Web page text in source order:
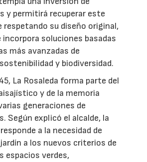
y permitirá recuperar este
respetando su diseño original,
incorpora soluciones basadas
más avanzadas de
y biodiversidad.
La Rosaleda forma parte del
y de la memoria
generaciones de
Según explicó el alcalde, la
a la necesidad de
a los nuevos criterios de
espacios verdes,